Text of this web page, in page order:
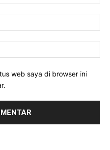
web saya di browser ini